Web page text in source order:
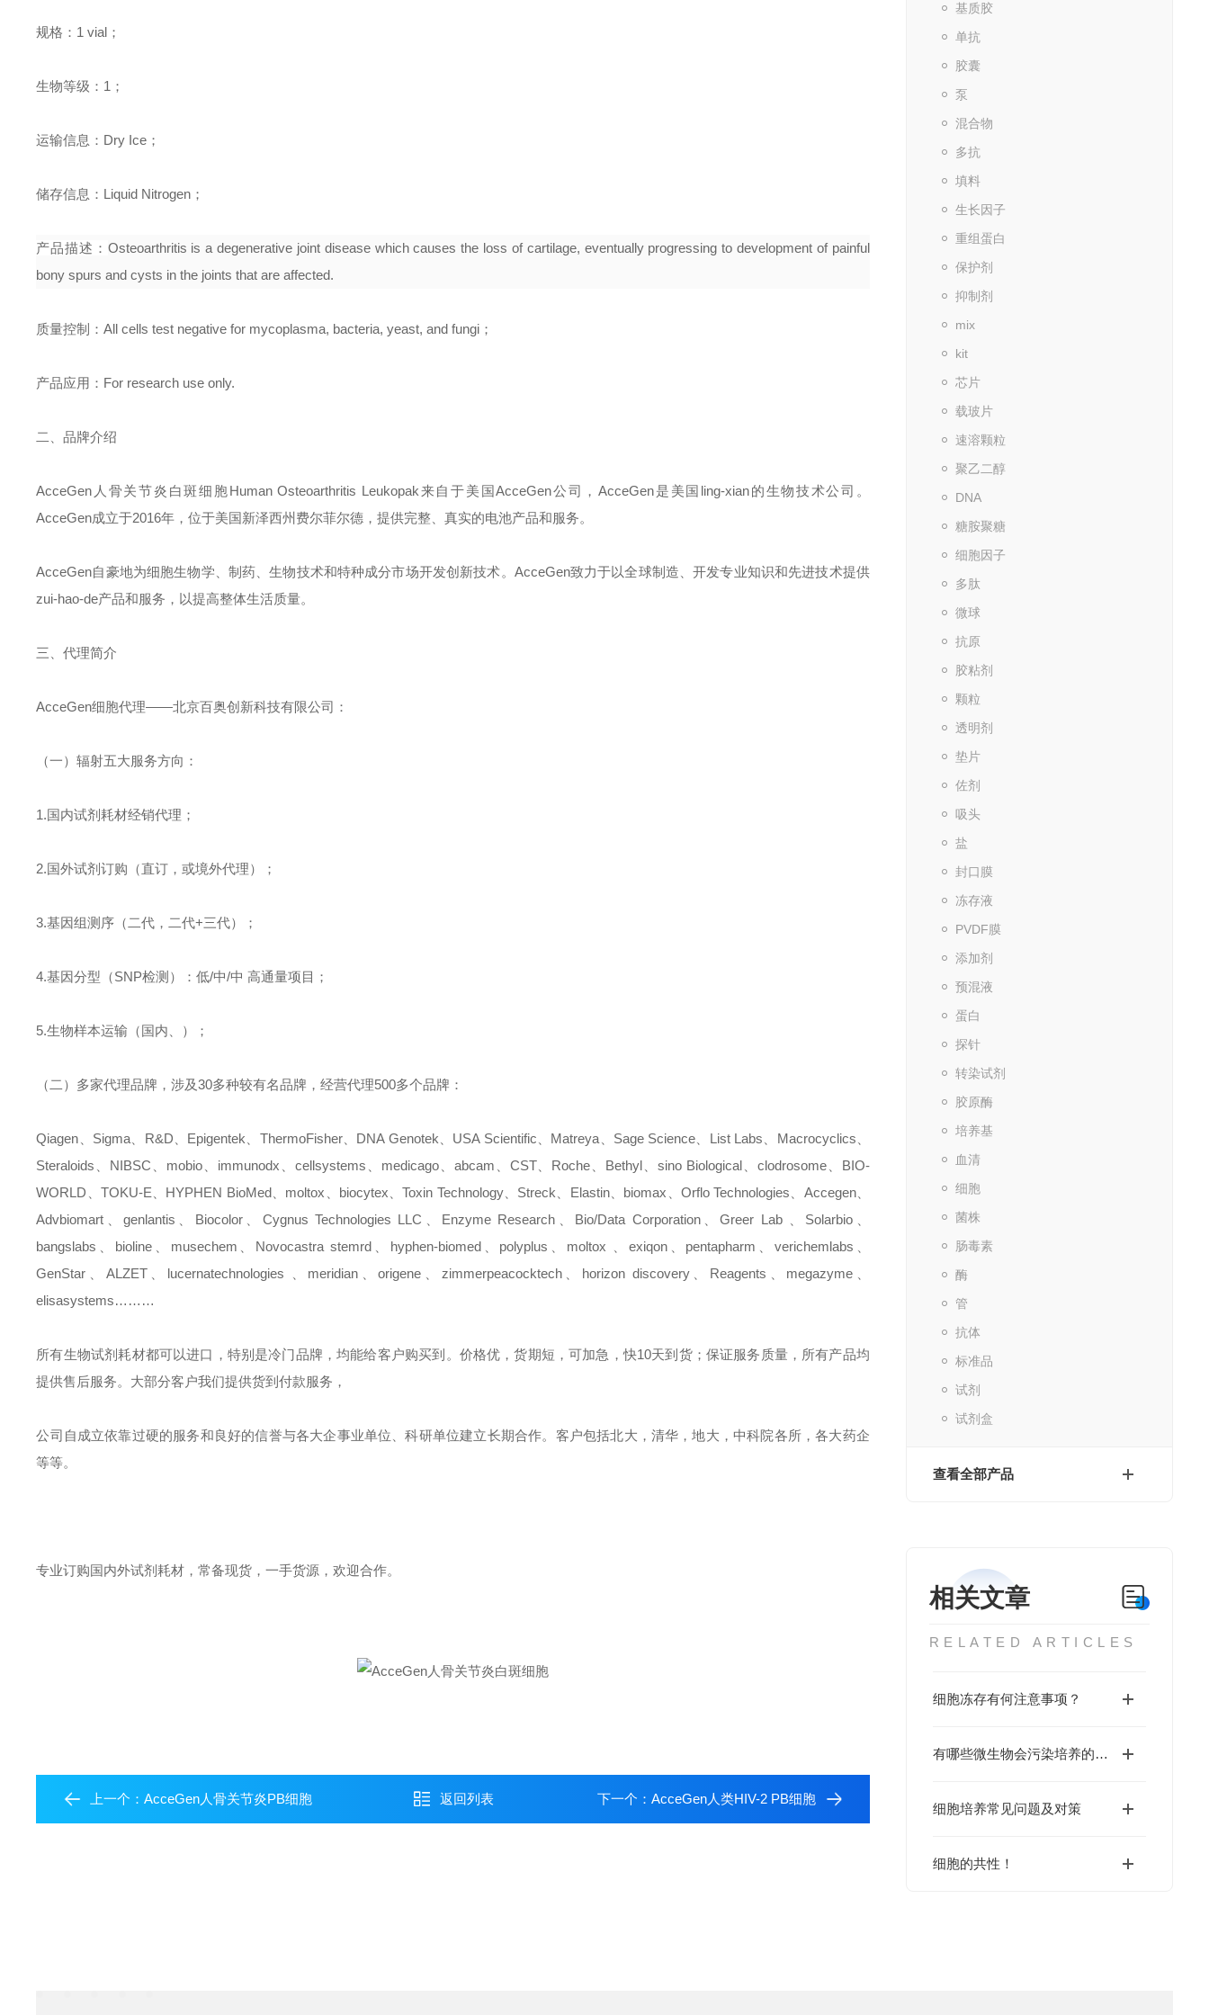
基质胶
单抗
胶囊
泵
混合物
多抗
填料
生长因子
重组蛋白
保护剂
抑制剂
mix
kit
芯片
载玻片
速溶颗粒
聚乙二醇
DNA
糖胺聚糖
细胞因子
多肽
微球
抗原
胶粘剂
颗粒
透明剂
垫片
佐剂
吸头
盐
封口膜
冻存液
PVDF膜
添加剂
预混液
蛋白
探针
转染试剂
胶原酶
培养基
血清
细胞
菌株
肠毒素
酶
管
抗体
标准品
试剂
试剂盒
查看全部产品
相关文章
RELATED ARTICLES
细胞冻存有何注意事项？
有哪些微生物会污染培养的细胞？
细胞培养常见问题及对策
细胞的共性！
规格： 1 vial ；
生物等级： 1 ；
运输信息： Dry Ice ；
储存信息： Liquid Nitrogen ；
产品描述： Osteoarthritis is a degenerative joint disease which causes the loss of cartilage, eventually progressing to development of painful
bony spurs and cysts in the joints that are affected.
质量控制：All cells test negative for mycoplasma, bacteria, yeast, and fungi ；
产品应用： For research use only.
二、品牌介绍
AcceGen 人骨关节炎白斑细胞Human Osteoarthritis Leukopak来自于美国AcceGen公司，AcceGen是美国 ling-xian的生物技术公司。
AcceGen成立于2016年，位于美国新泽西州费尔菲尔德，提供完整、真实的电池产品和服务。
AcceGen自豪地为细胞生物学、制药、生物技术和特种成分市场开发创新技术。 AcceGen致力于以全球制造、开发专业知识和先进技术提供
zui-hao-de产品和服务，以提高整体生活质量。
三、代理简介
AcceGen细胞代理——北京百奥创新科技有限公司：
（一）辐射五大服务方向：
1.国内试剂耗材经销代理；
2.国外试剂订购（直订，或境外代理）；
3.基因组测序（二代，二代+三代）；
4.基因分型（SNP检测）：低/中/中 高通量项目；
5.生物样本运输（国内、）；
（二）多家代理品牌，涉及30多种较有名品牌，经营代理500多个品牌：
Qiagen Sigma、 R&D Epigentek ThermoFisher、 DNA Genotek USA Scientific Matreya Sage Science List Labs Macrocyclics
Steraloids
NIBSC mobio immunodx cellsystems medicago、 abcam CST、 Roche Bethyl 、sino Biological 、clodrosome
BIO-
WORLD
TOKU-E HYPHEN BioMed、 moltox biocytex 、Toxin Technology、 Streck Elastin、 biomax Orflo Technologies Accegen、
Advbiomart 、genlantis Biocolor、 Cygnus Technologies LLC Enzyme Research Bio/Data Corporation、Greer Lab Solarbio
bangslabs
bioline、 musechem Novocastra stemrd hyphen-biomed、 polyplus moltox exiqon、 pentapharm 、verichemlabs
GenStar
ALZET、 lucernatechnologies meridian 、origene zimmerpeacocktech、 horizon discovery、 Reagents megazyme
elisasystems………
所有生物试剂耗材都可以进口，特别是冷门品牌，均能给客户购买到。价格优，货期短，可加急，快10天到货；保证服务质量，所有产品均
提供售后服务。大部分客户我们提供货到付款服务，
公司自成立依靠过硬的服务和良好的信誉与各大企事业单位、科研单位建立长期合作。客户包括北大，清华，地大，中科院各所，各大药企
等等。
专业订购国内外试剂耗材，常备现货，一手货源，欢迎合作。
上一个：AcceGen人骨关节炎PB细胞 返回列表 下一个： AcceGen人类HIV-2 PB细胞